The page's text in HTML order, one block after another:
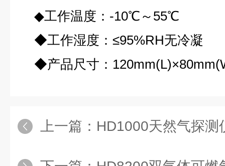
◆工作温度：-10℃～55℃
◆工作湿度：≤95%RH无冷凝
◆产品尺寸：
上一篇： HD1000天然气探测